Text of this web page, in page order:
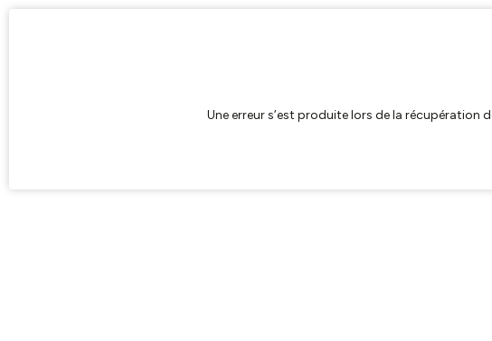
Une erreur s’est produite lors de la récupération